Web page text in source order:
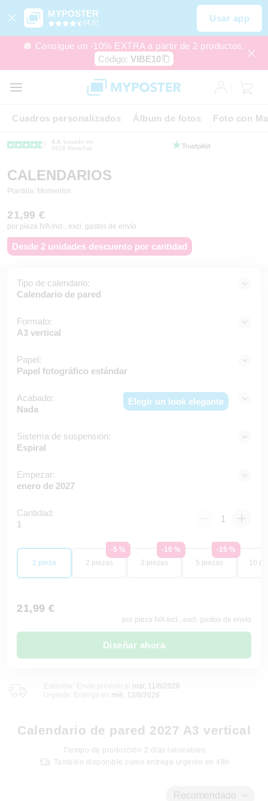
MYPOSTER
(4,6) Usar app
🪩 Consigue un -10% EXTRA a partir de 2 productos.
Código: VIBE10
Cuadros personalizados Álbum de fotos Foto con
4.4
basado en
3419 Reseñas
CALENDARIOS
Plantilla: Momentos
21,99 €
por pieza IVA incl., excl. gastos de envío
Desde 2 unidades descuento por cantidad
Tipo de calendario:
Calendario de pared
Formato:
A3 vertical
Papel:
Papel fotográfico estándar
Acabado:
Nada
Elegir un look elegante
Sistema de suspensión:
Espiral
Empezar:
enero de 2027
Cantidad:
1
1 pieza
-5 %
2 piezas
-10 %
3 piezas
-15 %
5 piezas
10
21,99 €
por pieza IVA incl., excl. gastos de envío
Diseñar ahora
mar, 11/8/2026
Urgente: Entrega en
mié, 12/8/2026
Calendario de pared 2027 A3 vertical
Tiempo de producción 2 días laborables
También disponible como entrega urgente en 48h
Recomendado